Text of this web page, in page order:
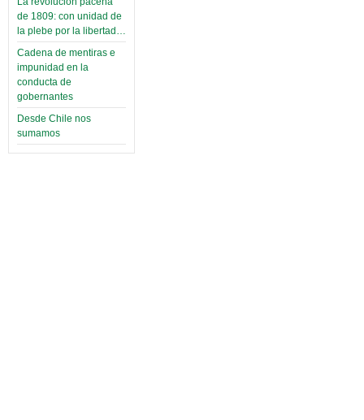
de 1809: con unidad de
la plebe por la libertad…
Cadena de mentiras e
impunidad en la
conducta de
gobernantes
Desde Chile nos
sumamos